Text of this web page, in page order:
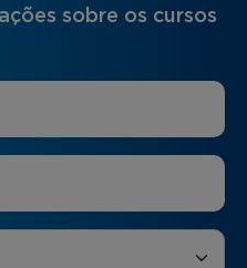
sobre os cursos